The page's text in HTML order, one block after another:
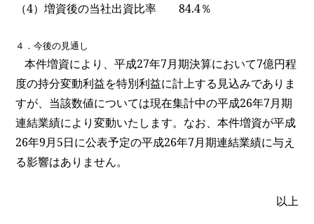
（4）増資後の当社出資比率84.4％
４．今後の見通し
本件増資により、平成27年7月期決算において7億円程
度の持分変動利益を特別利益に計上する見込みでありま
すが、当該数値については現在集計中の平成26年7月期
連結業績により変動いたします。なお、本件増資が平成
26年9月5日に公表予定の平成26年7月期連結業績に与え
る影響はありません。
以上